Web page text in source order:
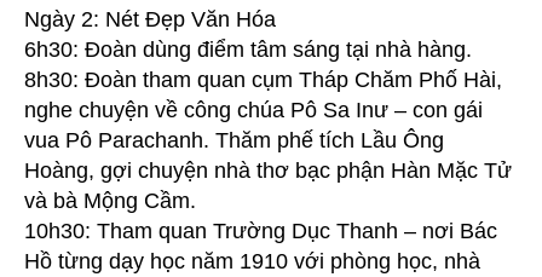
Ngày 2: Nét Đẹp Văn Hóa
6h30: Đoàn dùng điểm tâm sáng tại nhà hàng.
8h30: Đoàn tham quan cụm Tháp Chăm Phố Hài,
nghe chuyện về công chúa Pô Sa Inư – con gái
vua Pô Parachanh. Thăm phế tích Lầu Ông
Hoàng, gợi chuyện nhà thơ bạc phận Hàn Mặc Tử
và bà Mộng Cầm.
10h30: Tham quan Trường Dục Thanh – nơi Bác
Hồ từng dạy học năm 1910 với phòng học, nhà